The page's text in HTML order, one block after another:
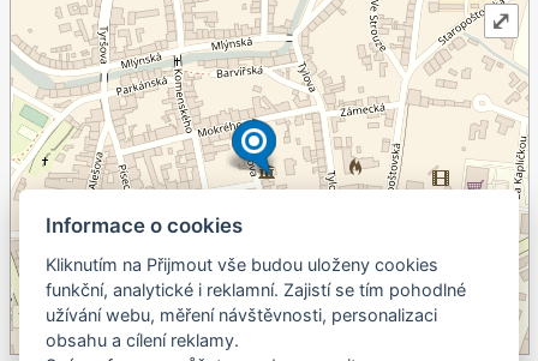
©OpenStreetMapcontributors.
⤢
Informace o cookies
Kliknutím na Přijmout vše budou uloženy cookies
funkční, analytické i reklamní. Zajistí se tím pohodlné
užívání webu, měření návštěvnosti, personalizaci
obsahu a cílení reklamy.